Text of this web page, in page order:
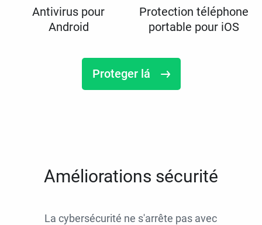
Antivirus pour
Android
Protection téléphone
portable pour iOS
Proteger lá
Améliorations sécurité
La cybersécurité ne s'arrête pas avec